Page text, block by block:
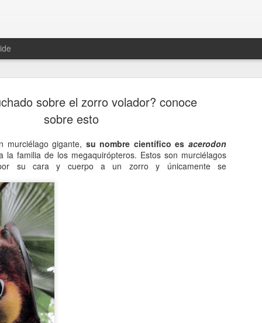
sobre el zorro volador? conoce
sobre esto
murciélago gigante, su nombre científico esacerodon
la familia de los megaquirópteros. Estos son murciélagos
su cara y cuerpo a un zorro y únicamente se
JAN
12
Hablemos